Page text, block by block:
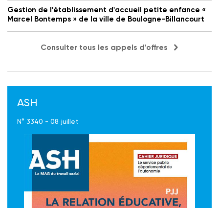
Gestion de l'établissement d'accueil petite enfance «
Marcel Bontemps » de la ville de Boulogne-Billancourt
Consulter tous les appels d'offres
ASH
N° 3340 - 08 juillet